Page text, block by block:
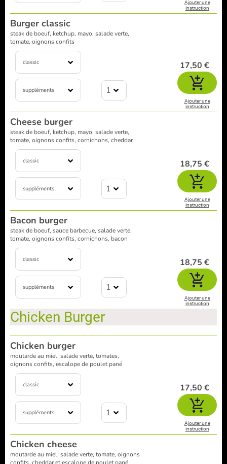
Ajouter une
instruction
Burger classic
steak de boeuf, ketchup, mayo, salade verte,
tomate, oignons confits
classic
suppléments 1
17,50 €
Ajouter une
instruction
Cheese burger
steak de boeuf, ketchup, mayo, salade verte,
tomate, oignons confits, cornichons, cheddar
classic
suppléments 1
18,75 €
Ajouter une
instruction
Bacon burger
steak de boeuf, sauce barbecue, salade verte,
tomate, oignons confits, cornichons, bacon
classic
suppléments 1
18,75 €
Ajouter une
instruction
Chicken Burger
Chicken burger
moutarde au miel, salade verte, tomates,
oignons confits, escalope de poulet pané
classic
suppléments 1
17,50 €
Ajouter une
instruction
Chicken cheese
moutarde au miel, salade verte, tomate, oignons